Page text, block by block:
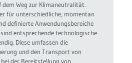
Weg zur Klimaneutralität.
für unterschiedliche, momentan
definierte Anwendungsbereiche
entsprechende technologische
Diese umfassen die
und den Transport von
der Bereitstellung von